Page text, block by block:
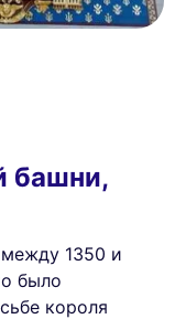
башни,
1350 и
было
короля